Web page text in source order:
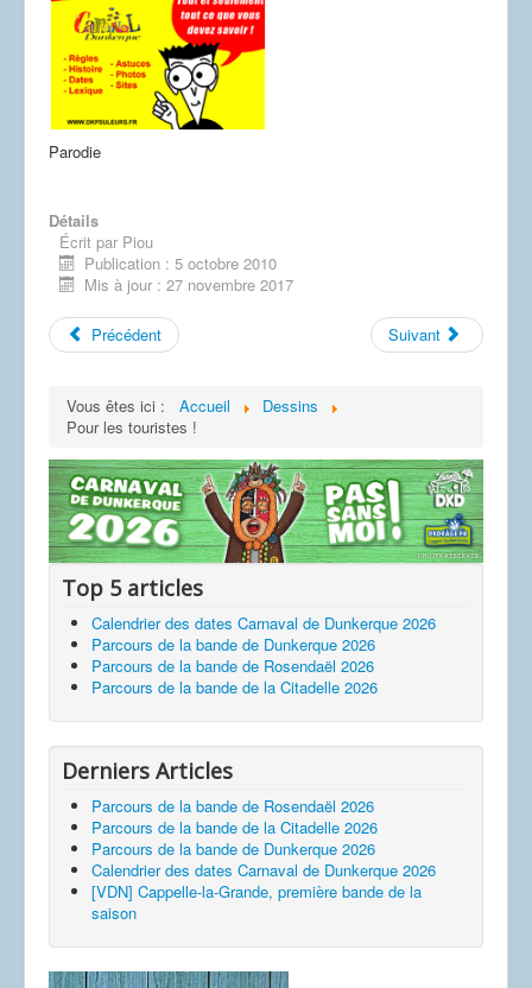
Dessins
Parodie
Détails
Écrit par Piou
Publication : 5 octobre 2010
Mis à jour : 27 novembre 2017
Précédent Suivant
Vous êtes ici : Accueil
Dessins
Pour les touristes !
Top 5 articles
Calendrier des dates Carnaval de Dunkerque 2026
Parcours de la bande de Dunkerque 2026
Parcours de la bande de Rosendaël 2026
Parcours de la bande de la Citadelle 2026
Derniers Articles
Parcours de la bande de Rosendaël 2026
Parcours de la bande de la Citadelle 2026
Parcours de la bande de Dunkerque 2026
Calendrier des dates Carnaval de Dunkerque 2026
[VDN] Cappelle-la-Grande, première bande de la
saison